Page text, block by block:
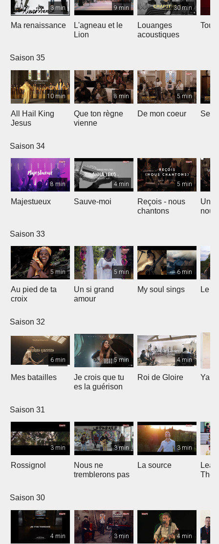
3 min
Ma renaissance
9 min
L'agneau et le
Lion
30 min
Louanges
acoustiques
Tout
Saison 35
10 min
All Hail King
Jesus
8 min
Que ton règne
vienne
5 min
De mon coeur
Saison 34
8 min
Majestueux
4 min
Sauve-moi
5 min
Reçois - nous
chantons
Un
Saison 33
5 min
Au pied de ta
croix
5 min
Un si grand
amour
6 min
My soul sings Le
Saison 32
6 min
Mes batailles
5 min
Je crois que tu
es la guérison
4 min
Roi de Gloire
Saison 31
3 min
Rossignol
3 min
Nous ne
tremblerons pas
3 min
La source
The
Saison 30
4 min 3 min 4 min